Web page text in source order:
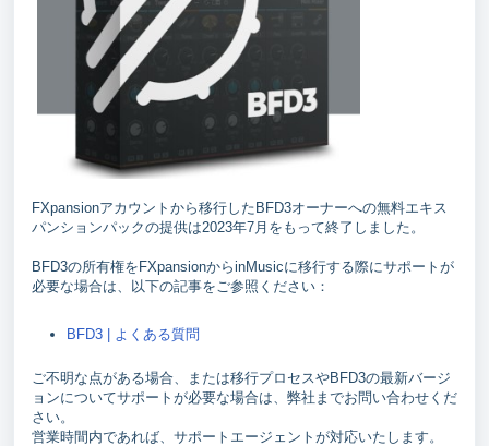
FXpansionアカウントから移行したBFD3オーナーへの無料エキス
パンションパックの提供は2023年7月をもって終了しました。
BFD3の所有権をFXpansionからinMusicに移行する際にサポートが
必要な場合は、以下の記事をご参照ください：
BFD3 | よくある質問
ご不明な点がある場合、または移行プロセスやBFD3の最新バージ
ョンについてサポートが必要な場合は、弊社までお問い合わせくだ
さい。
営業時間内であれば、サポートエージェントが対応いたします。